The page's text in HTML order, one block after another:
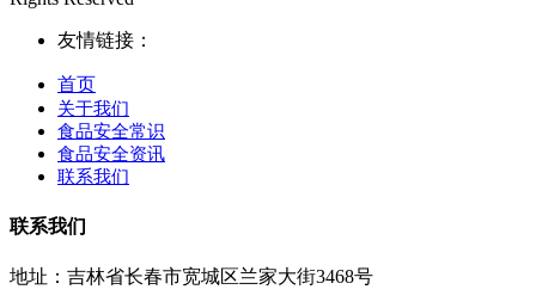
友情链接：
首页
关于我们
食品安全常识
食品安全资讯
联系我们
联系我们
地址：吉林省长春市宽城区兰家大街3468号